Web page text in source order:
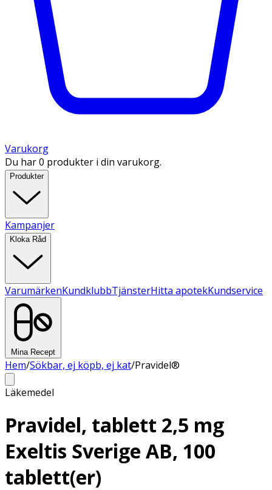
Varukorg
Du har 0 produkter i din varukorg.
Produkter
Kampanjer
Kloka Råd
VarumärkenKundklubbTjänsterHitta apotekKundservice
Mina Recept
Hem/Sökbar, ej köpb, ej kat/Pravidel®
Läkemedel
Pravidel, tablett 2,5 mg
Exeltis Sverige AB, 100
tablett(er)